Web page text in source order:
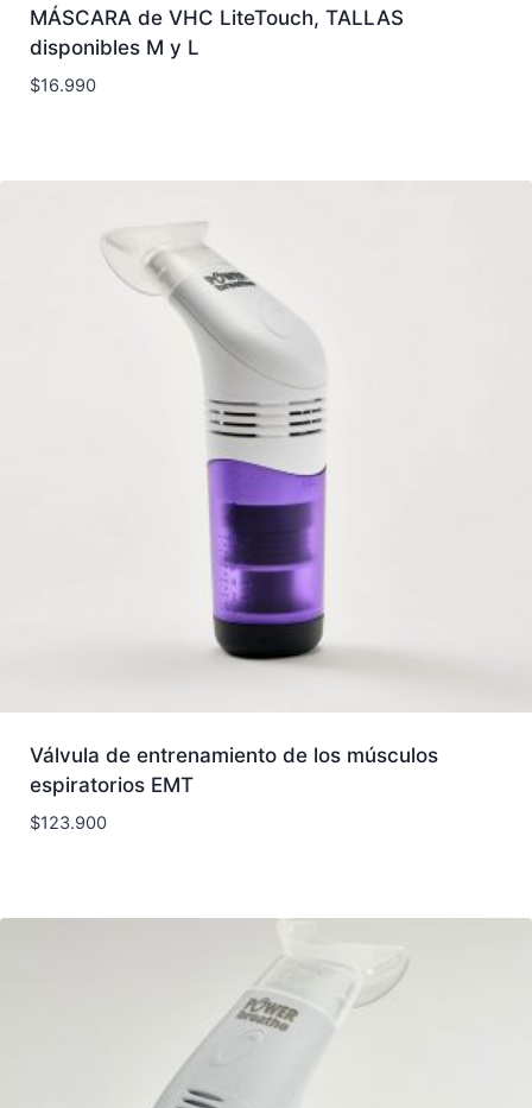
MÁSCARA de VHC LiteTouch, TALLAS
disponibles M y L
$16.990
Válvula de entrenamiento de los músculos
espiratorios EMT
$123.900